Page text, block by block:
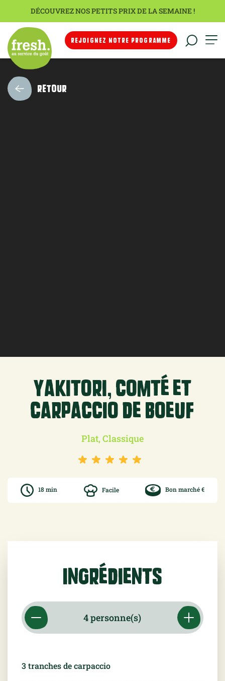
DÉCOUVREZ NOS PETITS PRIX DE LA SEMAINE !
REJOIGNEZ NOTRE PROGRAMME
RETOUR
yakitori, comté et
carpaccio de boeuf
Plat, Classique
18 min Facile Bon marché €
Ingrédients
3 tranches de carpaccio